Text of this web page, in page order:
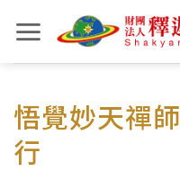
to
content
悟覺妙天禪
行